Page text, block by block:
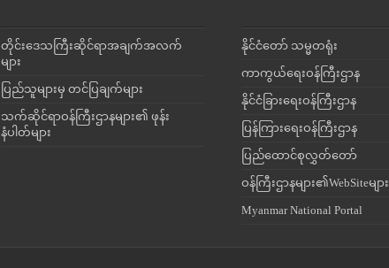
တိုင်းဒေသကြီးဆိုင်ရာအချက်အလက်
များ
ပြည်သူများမှ တင်ပြချက်များ
သက်ဆိုင်ရာဝန်ကြီးဌာနများ၏ ဖုန်း
နံပါတ်များ
နိုင်ငံတော် သမ္မတရုံး
ကာကွယ်ရေးဝန်ကြီးဌာန
နိုင်ငံခြားရေးဝန်ကြီးဌာန
ပြန်ကြားရေးဝန်ကြီးဌာန
ပြည်ထောင်စုလွှတ်တော်
ဝန်ကြီးဌာနများ၏WebSiteများ
Myanmar National Portal